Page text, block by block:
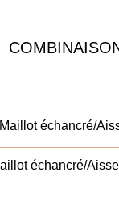
Maillot
Maillot